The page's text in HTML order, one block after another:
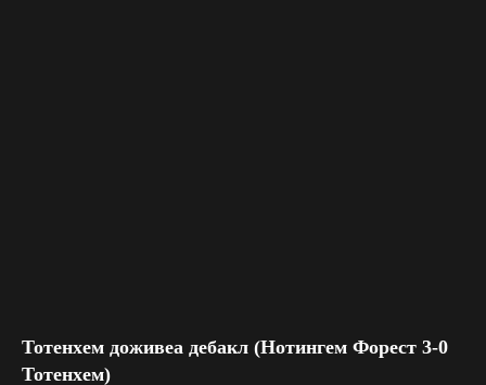
Тотенхем доживеа дебакл (Нотингем Форест 3-0
Тотенхем)